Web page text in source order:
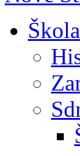
Škola